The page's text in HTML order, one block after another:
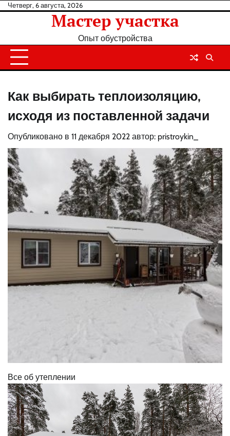
Перейти
Четверг, 6 августа, 2026
Мастер участка
Опыт обустройства
Как выбирать теплоизоляцию,
исходя из поставленной задачи
Опубликовано в 11 декабря 2022 автор: pristroykin_
Все об утеплении